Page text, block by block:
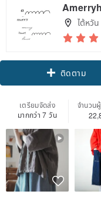
ไต้หวัน
ติดตาม
เตรียมจัดส่ง
มากกว่า 7 วัน
จำนวน